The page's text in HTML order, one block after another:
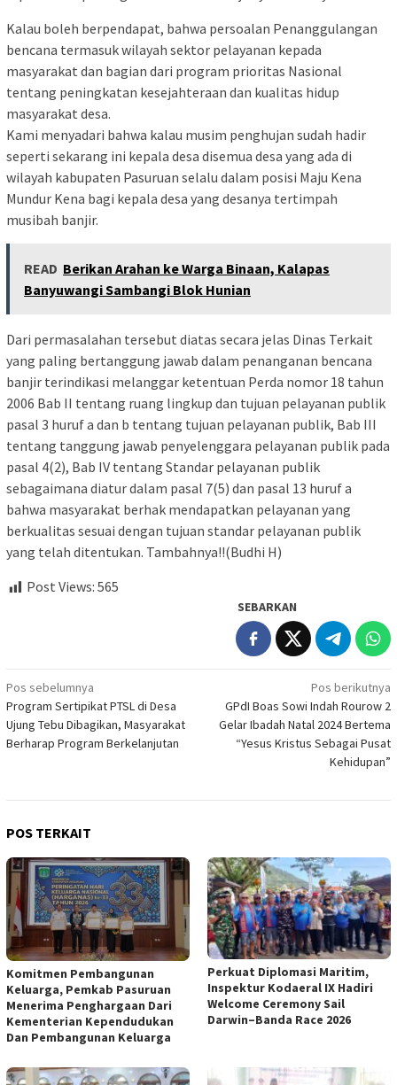
Kalau boleh berpendapat, bahwa persoalan Penanggulangan
bencana termasuk wilayah sektor pelayanan kepada
masyarakat dan bagian dari program prioritas Nasional
tentang peningkatan kesejahteraan dan kualitas hidup
masyarakat desa.
Kami menyadari bahwa kalau musim penghujan sudah hadir
seperti sekarang ini kepala desa disemua desa yang ada di
wilayah kabupaten Pasuruan selalu dalam posisi Maju Kena
Mundur Kena bagi kepala desa yang desanya tertimpah
musibah banjir.
READ Berikan Arahan ke Warga Binaan, Kalapas
Banyuwangi Sambangi Blok Hunian
Dari permasalahan tersebut diatas secara jelas Dinas Terkait
yang paling bertanggung jawab dalam penanganan bencana
banjir terindikasi melanggar ketentuan Perda nomor 18 tahun
2006 Bab II tentang ruang lingkup dan tujuan pelayanan publik
pasal 3 huruf a dan b tentang tujuan pelayanan publik, Bab III
tentang tanggung jawab penyelenggara pelayanan publik pada
pasal 4(2), Bab IV tentang Standar pelayanan publik
sebagaimana diatur dalam pasal 7(5) dan pasal 13 huruf a
bahwa masyarakat berhak mendapatkan pelayanan yang
berkualitas sesuai dengan tujuan standar pelayanan publik
yang telah ditentukan. Tambahnya!!(Budhi H)
Post Views: 565
SEBARKAN
Navigasi
pos
Pos sebelumnya
Program Sertipikat PTSL di Desa
Ujung Tebu Dibagikan, Masyarakat
Berharap Program Berkelanjutan
Pos berikutnya
GPdI Boas Sowi Indah Rourow 2
Gelar Ibadah Natal 2024 Bertema
“Yesus Kristus Sebagai Pusat
Kehidupan”
POS TERKAIT
Komitmen Pembangunan
Keluarga, Pemkab Pasuruan
Menerima Penghargaan Dari
Kementerian Kependudukan
Dan Pembangunan Keluarga
Perkuat Diplomasi Maritim,
Inspektur Kodaeral IX Hadiri
Welcome Ceremony Sail
Darwin–Banda Race 2026